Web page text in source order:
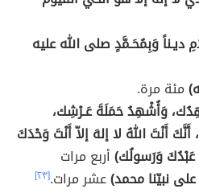
ديـناً وَبِمُحَـمَّدٍ صلى الله عليه
مئة مرة.
وَأُشْهِدُ حَمَلَةَ عَـرْشِك،
أَنْتَ اللهُ لا إلهَ إلاّ أَنْتَ وَحْدَكَ
عَبْدُكَ وَرَسولُك)أربع مرات
نبيّنا محمد)عشر مرات.[٢٣]